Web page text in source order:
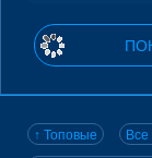
↑ Топовые Все